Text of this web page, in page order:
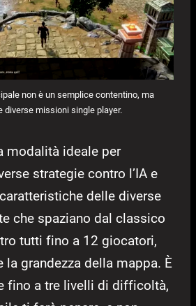
non è un semplice contentino, ma
diverse missioni single player.
modalità ideale per
strategie contro l’IA e
delle diverse
che spaziano dal classico
tutti fino a 12 giocatori,
la grandezza della mappa. È
fino a tre livelli di difficoltà,